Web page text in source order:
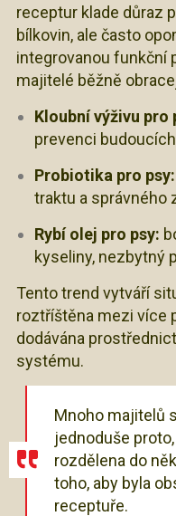
receptur klade důraz
bílkovin, ale často
integrovanou funkční
majitelé běžně
Kloubní výživu pro
prevenci
Probiotika pro psy:
traktu a správného
Rybí olej pro psy:
kyseliny, nezbytný
Tento trend vytváří
roztříštěna mezi více
dodávána
systému.
Mnoho majitelů
jednoduše
rozdělena do
toho, aby byla
receptuře.